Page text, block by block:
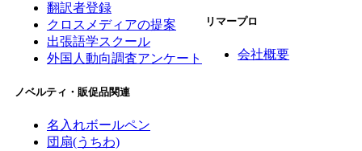
翻訳者登録
クロスメディアの提案
出張語学スクール
外国人動向調査アンケート
ノベルティ・販促品関連
名入れボールペン
団扇(うちわ)
リマープロ
会社概要